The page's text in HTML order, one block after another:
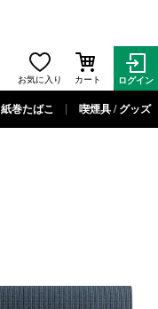
お気に入り カート ログイン
紙巻たばこ 喫煙具 / グッズ